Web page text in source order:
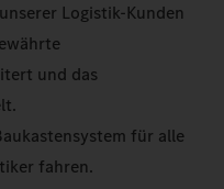
Logistik-Kunden
und das
für alle
fahren.